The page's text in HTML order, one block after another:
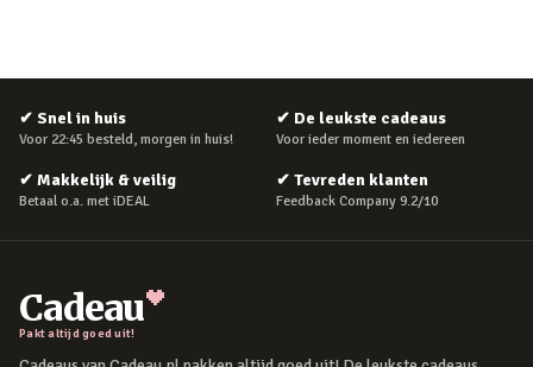
✔ Snel in huis
Voor 22:45 besteld, morgen in huis!
✔ De leukste cadeaus
Voor ieder moment en iedereen
✔ Makkelijk & veilig
Betaal o.a. met iDEAL
✔ Tevreden klanten
Feedback Company 9.2/10
Cadeau
Pakt altijd goed uit!